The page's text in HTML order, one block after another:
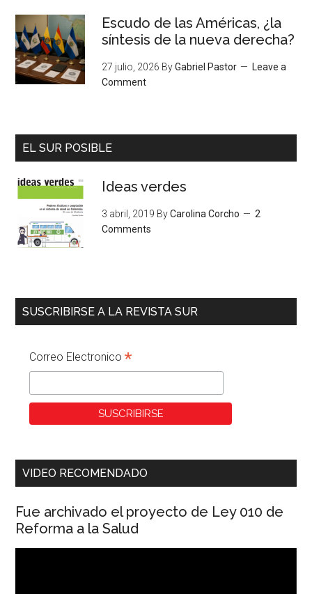
Escudo de las Américas, ¿la
síntesis de la nueva derecha?
27 julio, 2026 ByGabriel Pastor
Leave a
Comment
EL SUR POSIBLE
Ideas verdes
3 abril, 2019 ByCarolina Corcho
2
Comments
SUSCRIBIRSE A LA REVISTA SUR
Correo Electronico*
VIDEO RECOMENDADO
Fue archivado el proyecto de Ley 010 de
Reforma a la Salud